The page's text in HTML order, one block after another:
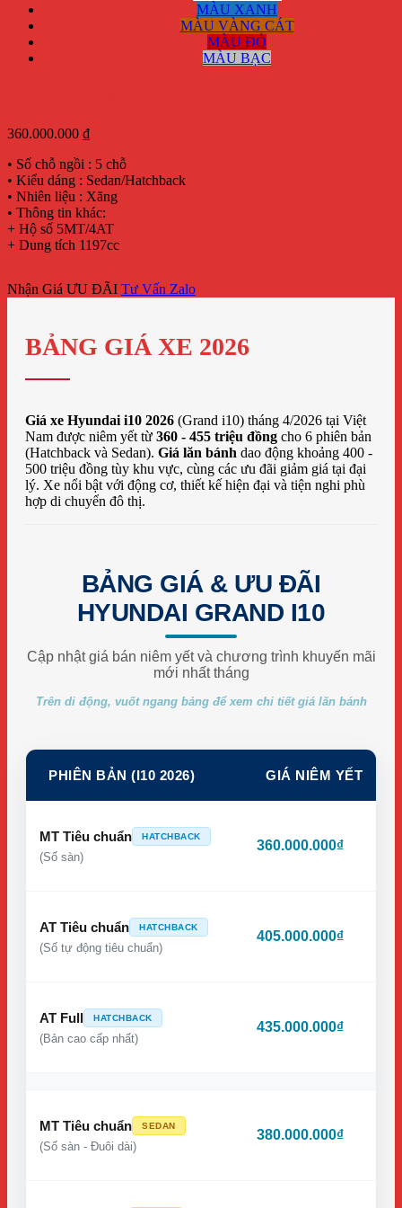
MÀU XANH
MÀU VÀNG CÁT
MÀU ĐỎ
MÀU BẠC
360.000.000 ₫
• Số chỗ ngồi : 5 chỗ
• Kiểu dáng : Sedan/Hatchback
• Nhiên liệu : Xăng
• Thông tin khác:
+ Hộ số 5MT/4AT
+ Dung tích 1197cc
Nhận Giá ƯU ĐÃI Tư Vấn Zalo
BẢNG GIÁ XE 2026
Giá xe Hyundai i10 2026 (Grand i10) tháng 4/2026 tại Việt
Nam được niêm yết từ 360 - 455 triệu đồng cho 6 phiên bản
(Hatchback và Sedan). Giá lăn bánh dao động khoảng 400 -
500 triệu đồng tùy khu vực, cùng các ưu đãi giảm giá tại đại
lý. Xe nổi bật với động cơ, thiết kế hiện đại và tiện nghi phù
hợp di chuyển đô thị.
BẢNG GIÁ & ƯU ĐÃI
HYUNDAI GRAND I10
Cập nhật giá bán niêm yết và chương trình khuyến mãi
mới nhất tháng
Trên di động, vuốt ngang bảng để xem chi tiết giá lăn bánh
PHIÊN BẢN (I10 2026) GIÁ NIÊM YẾT
MT Tiêu chuẩn HATCHBACK
(Số sàn)
360.000.000₫
AT Tiêu chuẩn HATCHBACK
(Số tự động tiêu chuẩn)
405.000.000₫
AT Full HATCHBACK
(Bản cao cấp nhất)
435.000.000₫
MT Tiêu chuẩn SEDAN
(Số sàn - Đuôi dài)
380.000.000₫